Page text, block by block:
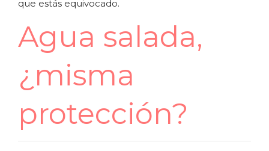
que estás equivocado.
Agua salada,
¿misma
protección?